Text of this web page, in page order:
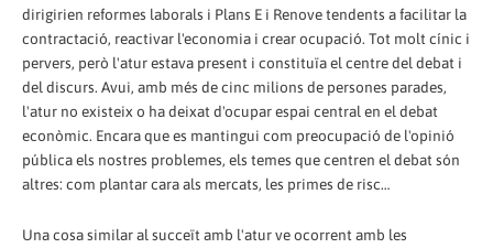
dirigirien reformes laborals i Plans E i Renove tendents a facilitar la
contractació, reactivar l'economia i crear ocupació. Tot molt cínic i
pervers, però l'atur estava present i constituïa el centre del debat i
del discurs. Avui, amb més de cinc milions de persones parades,
l'atur no existeix o ha deixat d'ocupar espai central en el debat
econòmic. Encara que es mantingui com preocupació de l'opinió
pública els nostres problemes, els temes que centren el debat són
altres: com plantar cara als mercats, les primes de risc…
Una cosa similar al succeït amb l'atur ve ocorrent amb les